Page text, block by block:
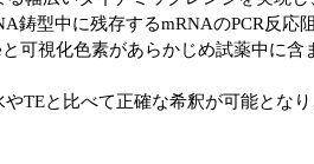
鋳型中に残存するmRNAのPCR反応
可視化色素があらかじめ試薬中に含
TEと比べて正確な希釈が可能とな